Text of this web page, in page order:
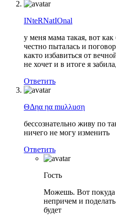
INteRNatIOnal
у меня мама такая, вот как
честно пыталась и
както избавиться от
не хочет и в итоге я
Ответить
ΘΔηα ηα muλλuση
бессознательно живу по
ничего не могу изменить
Ответить
Гость
Можешь. Вот покуда
непричем и
будет